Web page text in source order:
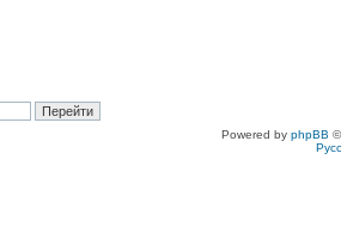
Powered by phpBB